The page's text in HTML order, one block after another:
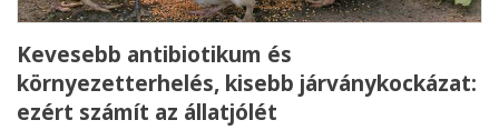
Kevesebb antibiotikum és
környezetterhelés, kisebb járványkockázat:
ezért számít az állatjólét